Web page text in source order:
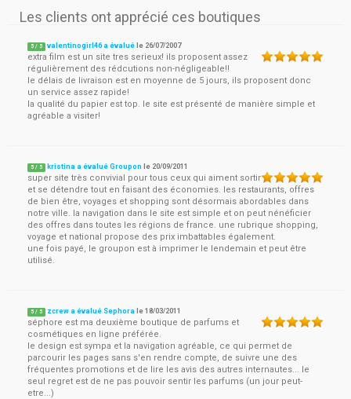
Les clients ont apprécié ces boutiques
5 / 5 valentinogirl46 a évalué le 26/07/2007
extra film est un site tres serieux! ils proposent assez
régulièrement des rédcutions non-négligeable!!
le délais de livraison est en moyenne de 5 jours, ils proposent donc
un service assez rapide!
la qualité du papier est top. le site est présenté de manière simple et
agréable a visiter!
5 / 5 kristina a évalué Groupon le 20/09/2011
super site très convivial pour tous ceux qui aiment sortir
et se détendre tout en faisant des économies. les restaurants, offres
de bien être, voyages et shopping sont désormais abordables dans
notre ville. la navigation dans le site est simple et on peut nénéficier
des offres dans toutes les régions de france. une rubrique shopping,
voyage et national propose des prix imbattables également.
une fois payé, le groupon est à imprimer le lendemain et peut être
utilisé.
5 / 5 zcrew a évalué Sephora le18/03/2011
séphore est ma deuxième boutique de parfums et
cosmétiques en ligne préférée.
le design est sympa et la navigation agréable, ce qui permet de
parcourir les pages sans s'en rendre compte, de suivre une des
fréquentes promotions et de lire les avis des autres internautes... le
seul regret est de ne pas pouvoir sentir les parfums (un jour peut-
etre...)